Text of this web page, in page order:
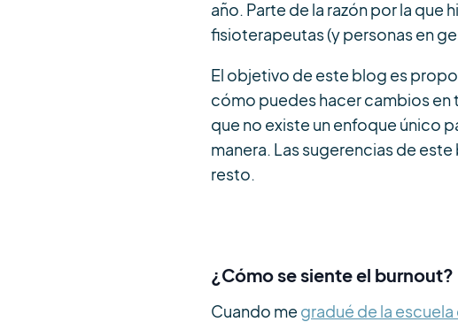
año. Parte de la razón por la
fisioterapeutas (y personas en
El objetivo de este blog es
cómo puedes hacer cambios en
que no existe un enfoque único
manera. Las sugerencias de
resto.
¿Cómo se siente el burnout?
Cuando me gradué de la